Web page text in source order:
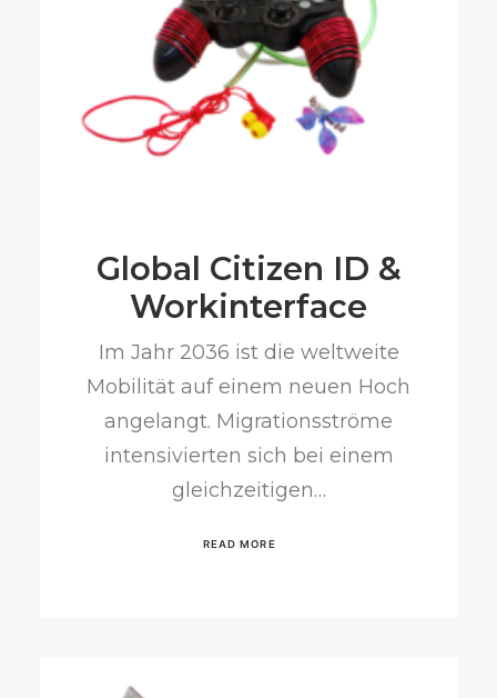
Global Citizen ID &
Workinterface
Im Jahr 2036 ist die weltweite
Mobilität auf einem neuen Hoch
angelangt. Migrationsströme
intensivierten sich bei einem
gleichzeitigen…
READ MORE